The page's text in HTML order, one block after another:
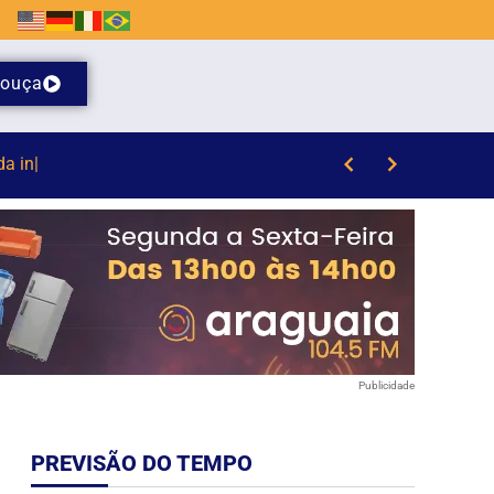
ouça
Publicidade
PREVISÃO DO TEMPO